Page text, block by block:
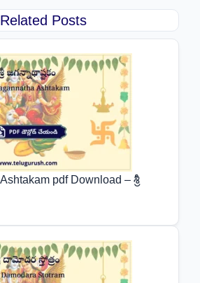
Related Posts
pdf Download – శ్రీ